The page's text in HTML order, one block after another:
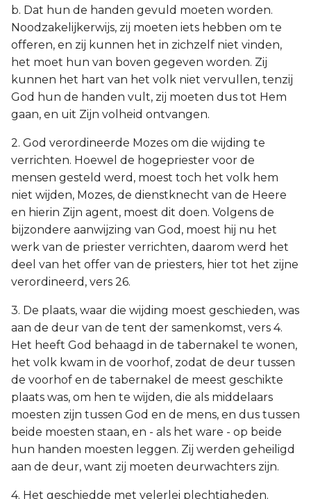
b. Dat hun de handen gevuld moeten worden.
Noodzakelijkerwijs, zij moeten iets hebben om te
offeren, en zij kunnen het in zichzelf niet vinden,
het moet hun van boven gegeven worden. Zij
kunnen het hart van het volk niet vervullen, tenzij
God hun de handen vult, zij moeten dus tot Hem
gaan, en uit Zijn volheid ontvangen.
2. God verordineerde Mozes om die wijding te
verrichten. Hoewel de hogepriester voor de
mensen gesteld werd, moest toch het volk hem
niet wijden, Mozes, de dienstknecht van de Heere
en hierin Zijn agent, moest dit doen. Volgens de
bijzondere aanwijzing van God, moest hij nu het
werk van de priester verrichten, daarom werd het
deel van het offer van de priesters, hier tot het zijne
verordineerd, vers 26.
3. De plaats, waar die wijding moest geschieden, was
aan de deur van de tent der samenkomst, vers 4.
Het heeft God behaagd in de tabernakel te wonen,
het volk kwam in de voorhof, zodat de deur tussen
de voorhof en de tabernakel de meest geschikte
plaats was, om hen te wijden, die als middelaars
moesten zijn tussen God en de mens, en dus tussen
beide moesten staan, en - als het ware - op beide
hun handen moesten leggen. Zij werden geheiligd
aan de deur, want zij moeten deurwachters zijn.
4. Het geschiedde met velerlei plechtigheden.